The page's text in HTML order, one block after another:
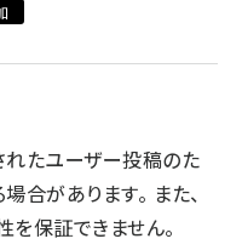
たユーザー投稿のた
合があります。 また、
保証できません。